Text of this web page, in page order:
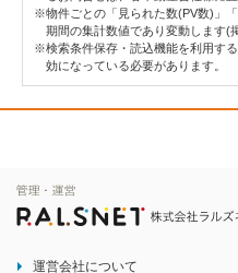
※物件ごとの「見られた数(PV数)」
期間の集計数値であり変動します(
※検索条件保存・読込機能を利用す
効になっている必要があります。
運営会社について